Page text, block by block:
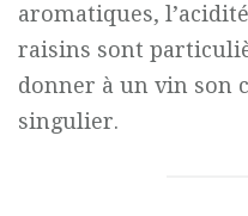
aromatiques,
raisins sont
donner à un vin son
singulier.